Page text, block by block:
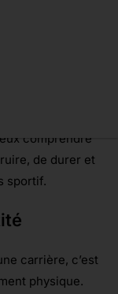
comprendre
de durer et
sportif.
carrière, c’est
physique.